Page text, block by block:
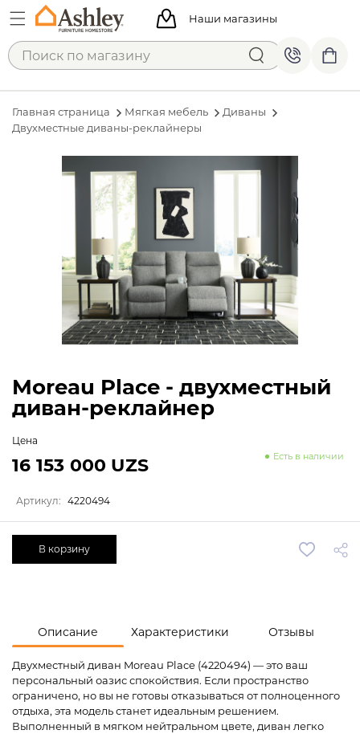
Наши магазины
Главная страница Мягкая мебель
Диваны
Двухместные диваны-реклайнеры
Описание Характеристики Отзывы
Двухместный диван Moreau Place (4220494) — это ваш
персональный оазис спокойствия. Если пространство
ограничено, но вы не готовы отказываться от полноценного
отдыха, эта модель станет идеальным решением.
Выполненный в мягком нейтральном цвете, диван легко
Moreau Place - двухместный
диван-реклайнер
Цена
Есть в наличии
16 153 000 UZS
Артикул: 4220494
В корзину